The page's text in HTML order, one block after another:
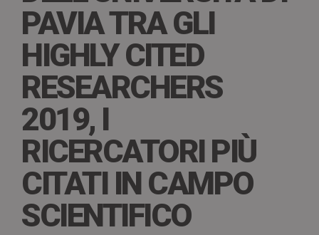
PAVIA TRA GLI
HIGHLY CITED
RESEARCHERS
2019, I
RICERCATORI PIÙ
CITATI IN CAMPO
SCIENTIFICO